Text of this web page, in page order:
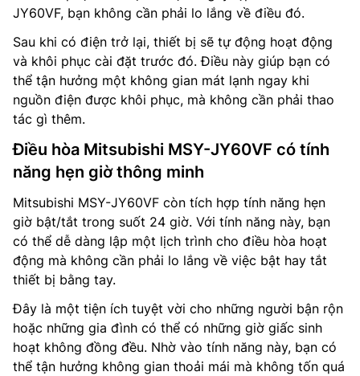
JY60VF, bạn không cần phải lo lắng về điều đó.
Sau khi có điện trở lại, thiết bị sẽ tự động hoạt động
và khôi phục cài đặt trước đó. Điều này giúp bạn có
thể tận hưởng một không gian mát lạnh ngay khi
nguồn điện được khôi phục, mà không cần phải thao
tác gì thêm.
Điều hòa Mitsubishi MSY-JY60VF có tính
năng hẹn giờ thông minh
Mitsubishi MSY-JY60VF còn tích hợp tính năng hẹn
giờ bật/tắt trong suốt 24 giờ. Với tính năng này, bạn
có thể dễ dàng lập một lịch trình cho điều hòa hoạt
động mà không cần phải lo lắng về việc bật hay tắt
thiết bị bằng tay.
Đây là một tiện ích tuyệt vời cho những người bận rộn
hoặc những gia đình có thể có những giờ giấc sinh
hoạt không đồng đều. Nhờ vào tính năng này, bạn có
thể tận hưởng không gian thoải mái mà không tốn quá